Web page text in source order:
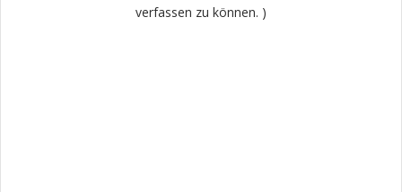
verfassen zu können. )